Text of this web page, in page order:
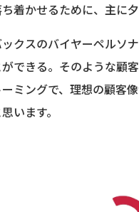
着かせるために、主に
クスのバイヤーペルソ
できる。そのような顧
ミングで、理想の顧客
います。